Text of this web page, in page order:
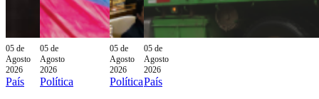
05 de
Agosto
2026
País
05 de
Agosto
2026
Política
05 de
Agosto
2026
Política
05 de
Agosto
2026
País